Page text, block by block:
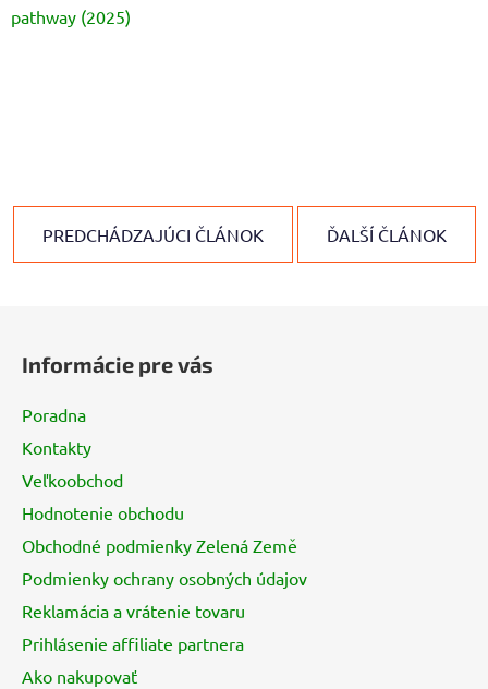
pathway (2025)
PREDCHÁDZAJÚCI ČLÁNOK ĎALŠÍ ČLÁNOK
Informácie pre vás
Poradna
Kontakty
Veľkoobchod
Hodnotenie obchodu
Obchodné podmienky Zelená Země
Podmienky ochrany osobných údajov
Reklamácia a vrátenie tovaru
Prihlásenie affiliate partnera
Ako nakupovať